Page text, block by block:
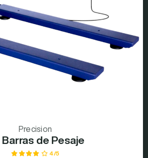
Precision
Barras de Pesaje
4/5